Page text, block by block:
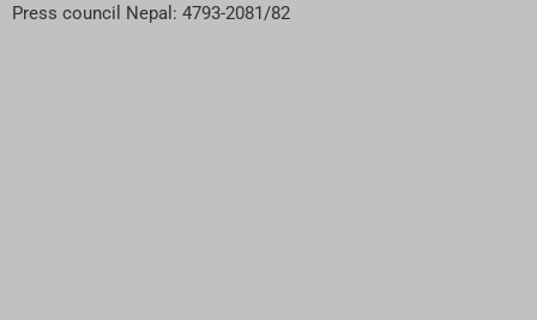
Press council Nepal: 4793-2081/82